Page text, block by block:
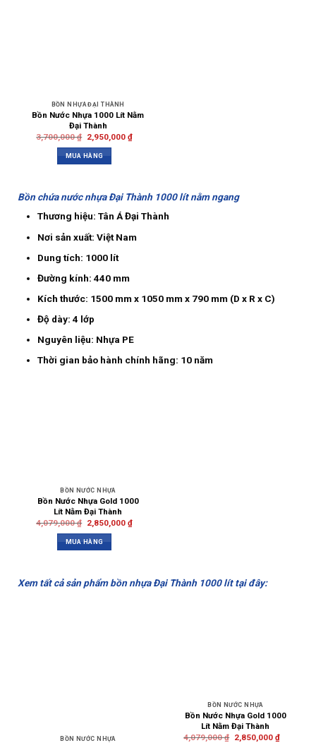
BỒN NHỰA ĐẠI THÀNH
Bồn Nước Nhựa 1000 Lít Nằm
Đại Thành
3,700,000₫ 2,950,000 ₫
MUA HÀNG
Bồn chứa nước nhựa Đại Thành 1000 lít nằm ngang
Thương hiệu: Tân Á Đại Thành
Nơi sản xuất: Việt Nam
Dung tích: 1000 lít
Đường kính: 440 mm
Kích thước: 1500 mm x 1050 mm x 790 mm (D x R x C)
Độ dày: 4 lớp
Nguyên liệu: Nhựa PE
Thời gian bảo hành chính hãng: 10 năm
BỒN NƯỚC NHỰA
Bồn Nước Nhựa Gold 1000
Lít Nằm Đại Thành
4,079,000₫ 2,850,000 ₫
MUA HÀNG
Xem tất cả sản phẩm bồn nhựa Đại Thành 1000 lít tại đây:
BỒN NƯỚC NHỰA
BỒN NƯỚC NHỰA
Bồn Nước Nhựa Gold 1000
Lít Nằm Đại Thành
4,079,000₫ 2,850,000 ₫